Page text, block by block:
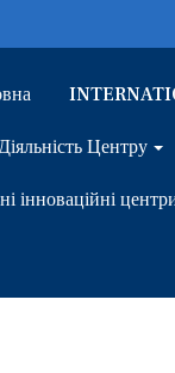
Центру
інноваційні